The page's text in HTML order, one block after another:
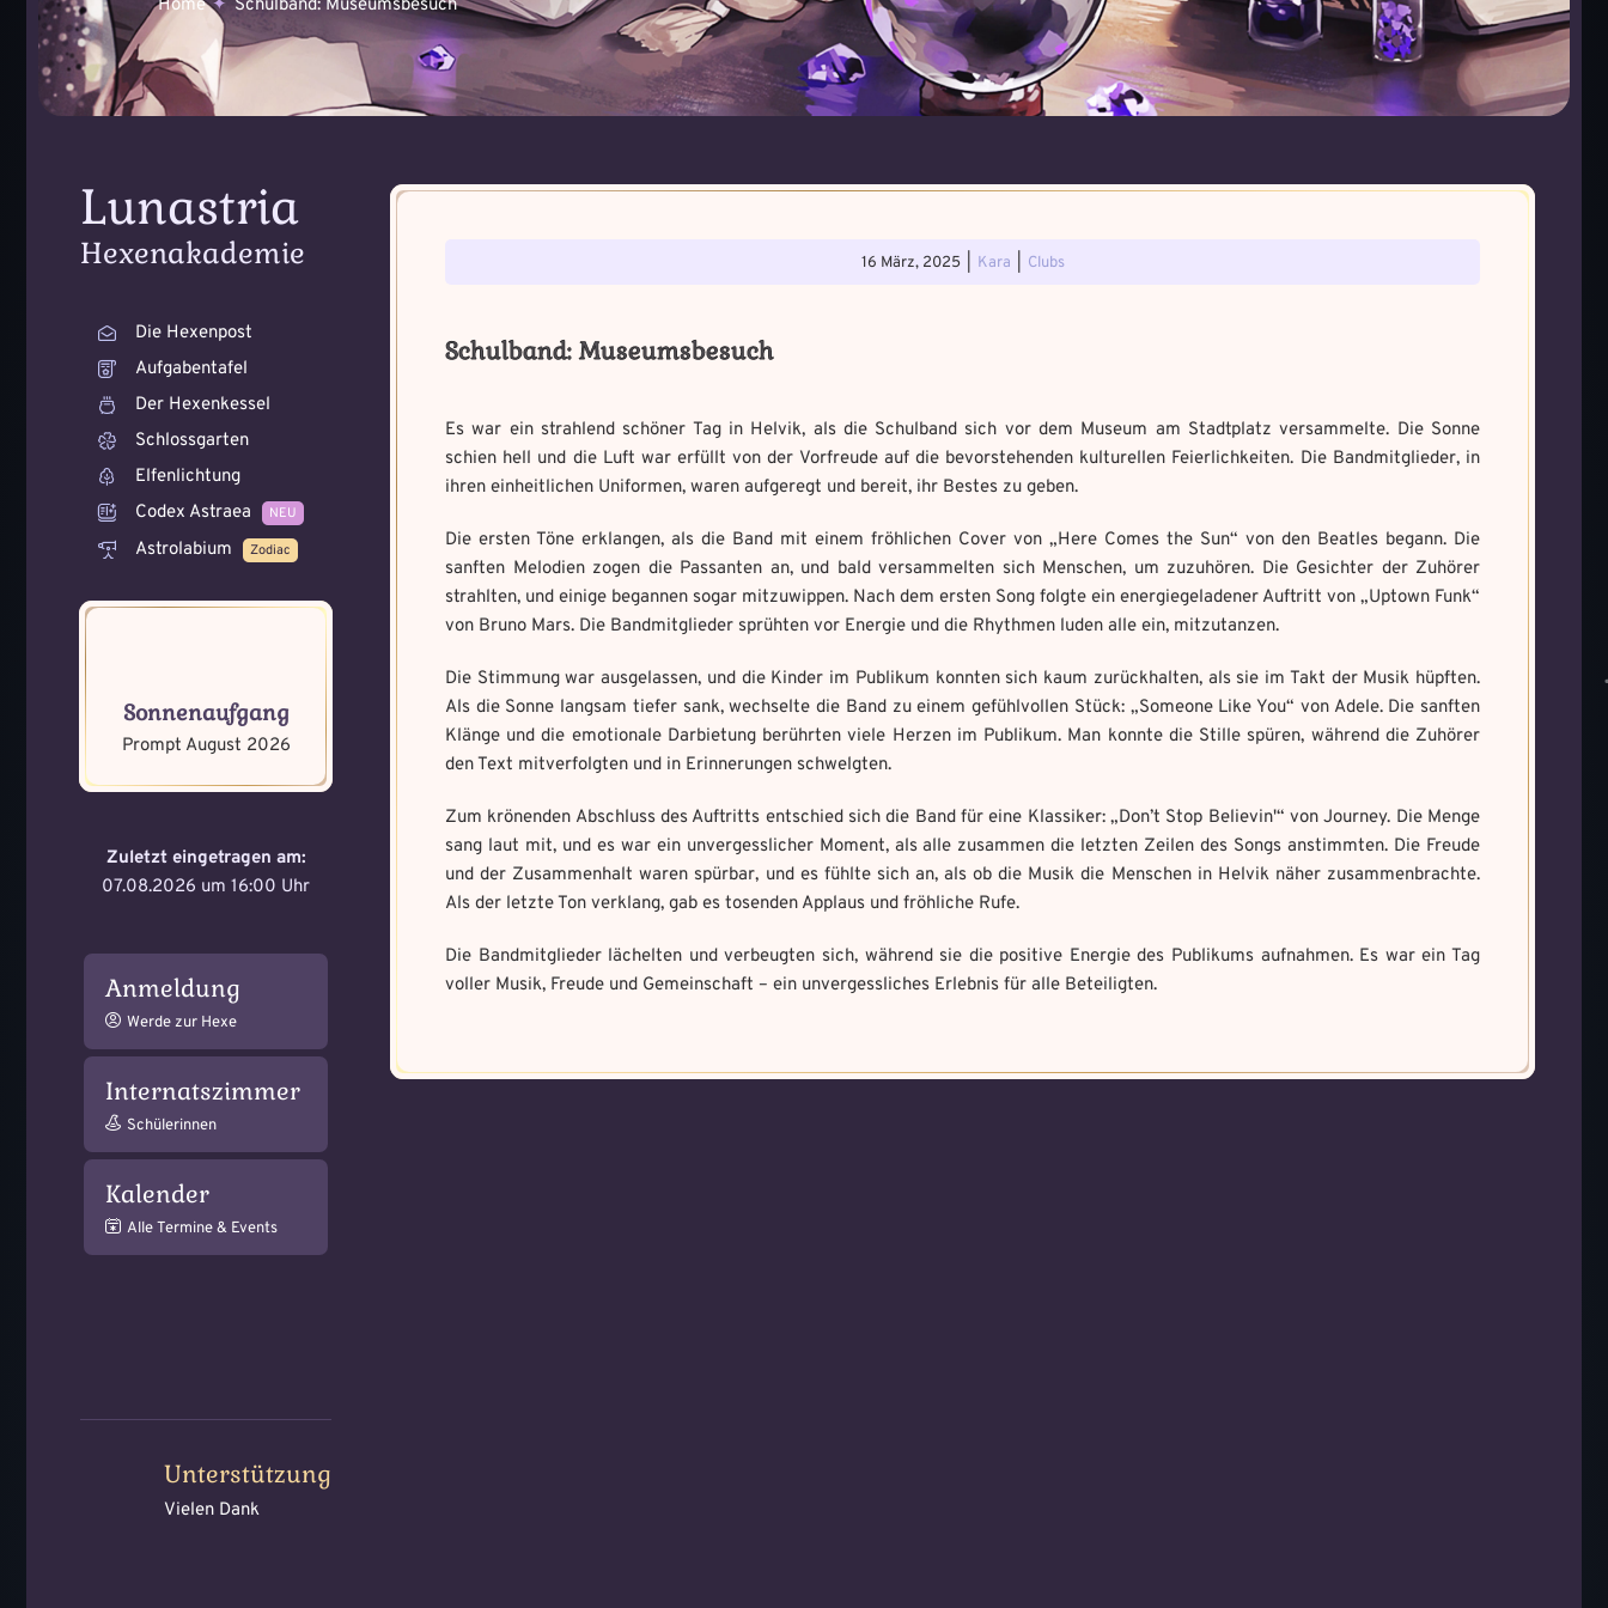
Home Schulband: Museumsbesuch
Lunastria
Hexenakademie
Die Hexenpost
Aufgabentafel
Der Hexenkessel
Schlossgarten
Elfenlichtung
Codex Astraea
NEU
Astrolabium Zodiac
Sonnenaufgang
Prompt August 2026
Zuletzt eingetragen am:
07.08.2026 um 16:00 Uhr
Anmeldung
Werde zur Hexe
Internatszimmer
Schülerinnen
Kalender
Alle Termine & Events
Unterstützung
Vielen Dank
16 März, 2025 Kara Clubs
Schulband: Museumsbesuch
Es war ein strahlend schöner Tag in Helvik, als die Schulband sich vor dem Museum am Stadtplatz versammelte. Die Sonne
schien hell und die Luft war erfüllt von der Vorfreude auf die bevorstehenden kulturellen Feierlichkeiten. Die Bandmitglieder, in
ihren einheitlichen Uniformen, waren aufgeregt und bereit, ihr Bestes zu geben.
Die ersten Töne erklangen, als die Band mit einem fröhlichen Cover von „Here Comes the Sun“ von den Beatles begann. Die
sanften Melodien zogen die Passanten an, und bald versammelten sich Menschen, um zuzuhören. Die Gesichter der Zuhörer
strahlten, und einige begannen sogar mitzuwippen. Nach dem ersten Song folgte ein energiegeladener Auftritt von „Uptown Funk“
von Bruno Mars. Die Bandmitglieder sprühten vor Energie und die Rhythmen luden alle ein, mitzutanzen.
Die Stimmung war ausgelassen, und die Kinder im Publikum konnten sich kaum zurückhalten, als sie im Takt der Musik hüpften.
Als die Sonne langsam tiefer sank, wechselte die Band zu einem gefühlvollen Stück: „Someone Like You“ von Adele. Die sanften
Klänge und die emotionale Darbietung berührten viele Herzen im Publikum. Man konnte die Stille spüren, während die Zuhörer
den Text mitverfolgten und in Erinnerungen schwelgten.
Zum krönenden Abschluss des Auftritts entschied sich die Band für eine Klassiker: „Don’t Stop Believin'“ von Journey. Die Menge
sang laut mit, und es war ein unvergesslicher Moment, als alle zusammen die letzten Zeilen des Songs anstimmten. Die Freude
und der Zusammenhalt waren spürbar, und es fühlte sich an, als ob die Musik die Menschen in Helvik näher zusammenbrachte.
Als der letzte Ton verklang, gab es tosenden Applaus und fröhliche Rufe.
Die Bandmitglieder lächelten und verbeugten sich, während sie die positive Energie des Publikums aufnahmen. Es war ein Tag
voller Musik, Freude und Gemeinschaft – ein unvergessliches Erlebnis für alle Beteiligten.
Wie bist du darauf aufmerksam
geworden und wie bannst du es? *
Mandala senden
Max file size: 9.08 MB. | Allowed file types:
gif,jpeg,png,jpg,pdf | Min number of file: 1
Select Files
Erforsche und banne den Fluch
Weitere Mandala findest du hier:
https://mondaymandala.com/m/
Wie fängst du die Chaos Magie ein? *
Bitte schreibe eine kleine Geschichte mit mind. 500
Memory Screenshot senden
Max file size: 9.08 MB. | Allowed file types:
gif,jpeg,png,jpg,pdf | Min number of file: 1
Datei wählen
Schwarze Magie gefunden!
Löse das Memory um Magie zu bannen
Du hast einen Gegenstand gefunden!
Benutzername *
Welches Item und für welche Aufgabe? *
Absenden